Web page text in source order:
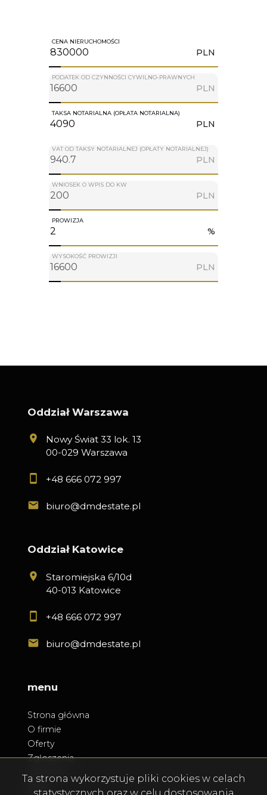
CENA NIERUCHOMOŚCI
PLN
PODATEK OD CZYNNOŚCI CYWILNO-PRAWNYCH
PLN
TAKSA NOTARIALNA (OPŁATA NOTARIALNA)
PLN
VAT OD TAKSY NOTARIALNEJ (OPŁATY NOTARIALNEJ)
PLN
WNIOSEK O WPIS DO KW
PLN
PROWIZJA
%
WYSOKOŚĆ PROWIZJI
PLN
Oddział Warszawa
Nowy Świat 33 lok. 13
00-029 Warszawa
+48 666 072 997
biuro@dmdestate.pl
Oddział Katowice
Staromiejska 6/10d
40-013 Katowice
+48 666 072 997
biuro@dmdestate.pl
menu
Strona główna
O firmie
Oferty
Zgłoszenia
Ta strona wykorzystuje pliki cookies w celach
statystycznych oraz w celu dostosowania